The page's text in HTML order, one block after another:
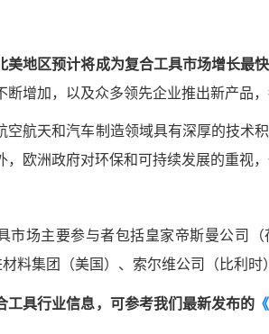
美地区预计将成为复合工具市场增长最
断增加，以及众多领先企业推出新产品
空航天和汽车制造领域具有深厚的技术
，欧洲政府对环保和可持续发展的重视
市场主要参与者包括皇家帝斯曼公司
料集团（美国）、索尔维公司（比利时
工具行业信息，可参考我们最新发布的